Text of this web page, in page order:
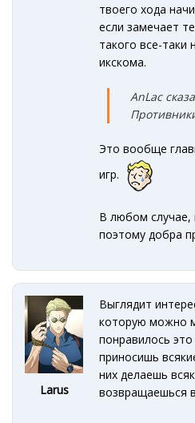
твоего хода
если замечает
такого все-таки
икскома.
AnLac
Это вообще
игр.
В любом случае,
поэтому добра
Larus
Выглядит
которую можно
понравилось
приносишь
них делаешь
возвращаешься